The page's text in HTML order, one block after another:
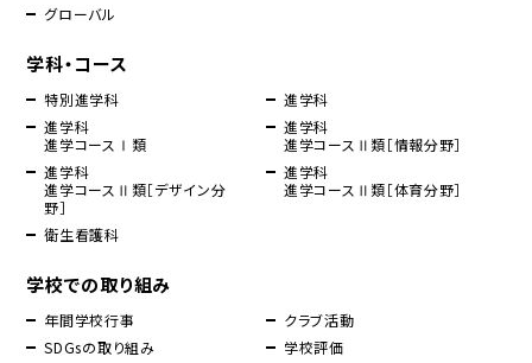
グローバル
学科・コース
特別進学科
進学科
進学科
進学コースⅠ類
進学科
進学コースⅡ類［情報分野］
進学科
進学コースⅡ類［デザイン分
野］
進学科
進学コースⅡ類［体育分野］
衛生看護科
学校での取り組み
年間学校行事
クラブ活動
SDGsの取り組み
学校評価